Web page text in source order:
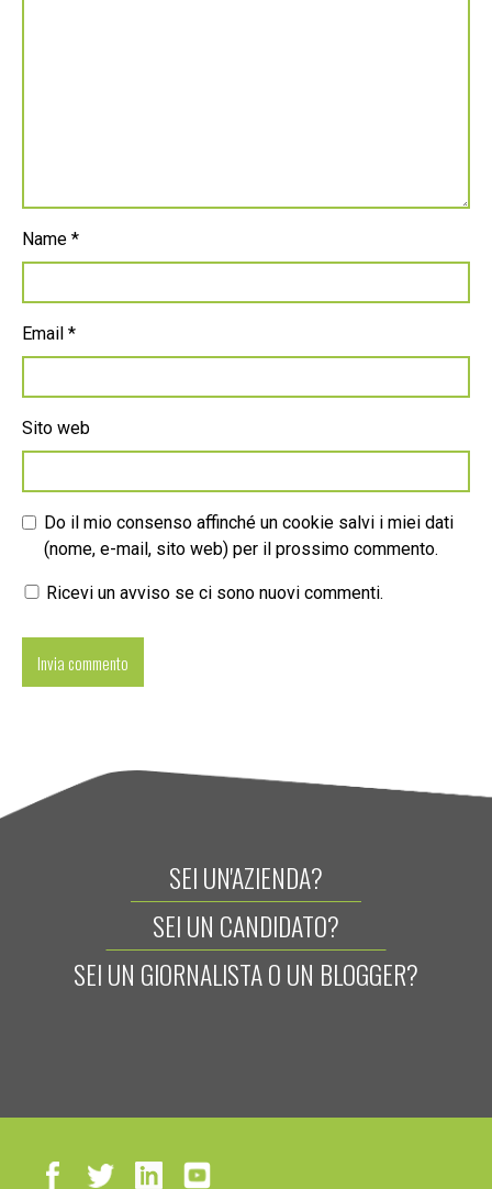
Name *
Email *
Sito web
Do il mio consenso affinché un cookie salvi i miei dati
(nome, e-mail, sito web) per il prossimo commento.
Ricevi un avviso se ci sono nuovi commenti.
SEI UN'AZIENDA?
SEI UN CANDIDATO?
SEI UN GIORNALISTA O UN BLOGGER?